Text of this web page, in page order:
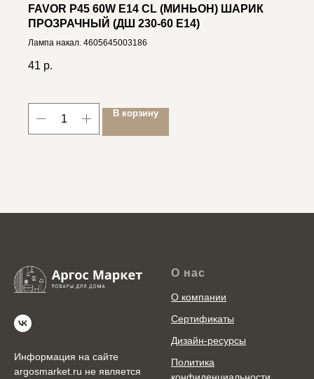
FAVOR P45 60W E14 CL (МИНЬОН) ШАРИК
ПРОЗРАЧНЫЙ (ДШ 230-60 E14)
Лампа накал. 4605645003186
41 р.
В корзину
Информация на сайте
argosmarket.ru не является
О нас
О компании
Сертификаты
Дизайн-ресурсы
Политика